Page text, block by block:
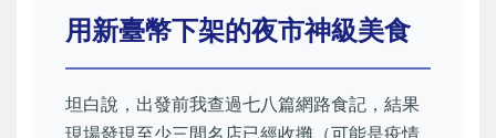
用新臺幣下架的夜市神級美食
坦白說，出發前我查過七八篇網路食記，結果
現場發現至少三間名店已經收攤（可能是疫情